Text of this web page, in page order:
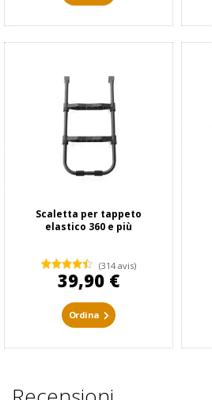
Scaletta per tappeto
elastico 360 e più
(314 avis)
39,90 €
Ordina